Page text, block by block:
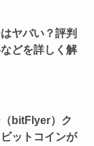
ヤバい？評判
どを詳しく解
bitFlyer）ク
ットコインが